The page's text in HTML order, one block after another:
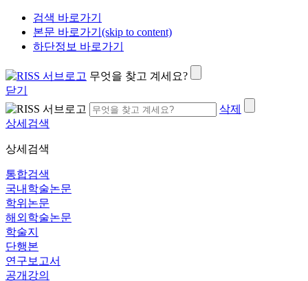
검색 바로가기
본문 바로가기(skip to content)
하단정보 바로가기
무엇을 찾고 계세요?
닫기
삭제
상세검색
상세검색
통합검색
국내학술논문
학위논문
해외학술논문
학술지
단행본
연구보고서
공개강의